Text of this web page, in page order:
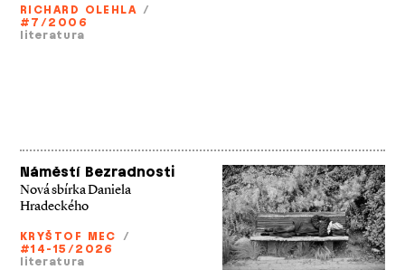
RICHARD OLEHLA /
#7/2006
literatura
Náměstí Bezradnosti
Nová sbírka Daniela
Hradeckého
KRYŠTOF MEC /
#14-15/2026
literatura